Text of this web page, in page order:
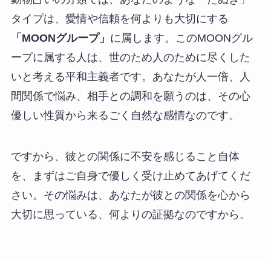
タイプは、愛情や信頼を何よりも大切にする
「MOONグループ」 に属します。このMOONグル
ープに属する人は、世のため人のために尽くした
いと考える平和主義者です。あなたが人一倍、人
間関係で悩み、相手との調和を願うのは、その心
優しい性質から来るごく自然な感情なのです。
ですから、彼との関係に不安を感じること自体
を、まずはご自身で優しく受け止めてあげてくだ
さい。その悩みは、あなたが彼との関係を心から
大切に思っている、何よりの証拠なのですから。